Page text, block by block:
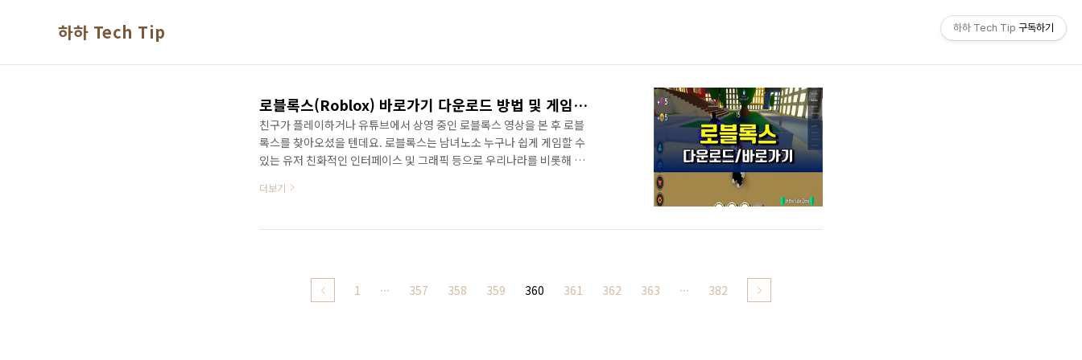
하하 Tech Tip
로블록스(Roblox) 바로가기 다운로드 방법 및 게임하기
친구가 플레이하거나 유튜브에서 상영 중인 로블록스 영상을 본 후 로블
록스를 찾아오셨을 텐데요. 로블록스는 남녀노소 누구나 쉽게 게임할 수
있는 유저 친화적인 인터페이스 및 그래픽 등으로 우리나라를 비롯해 전
기 비결은 편리한 인터페이스도 있지만 '입양하세요'와 같은 육성, 롤플
다리고 있어 한가지로 만족을 못했던 플레이어라면 단연 로블록스를 강
중 편하신 방법을 선택해서 진행하면 됩니다. 첫 번째, 두 번째 모두 네이
버, 구글, 다..
더보기
1 ··· 357 358 359 360 361 362 363 ··· 382
하하 Tech Tip 구독하기